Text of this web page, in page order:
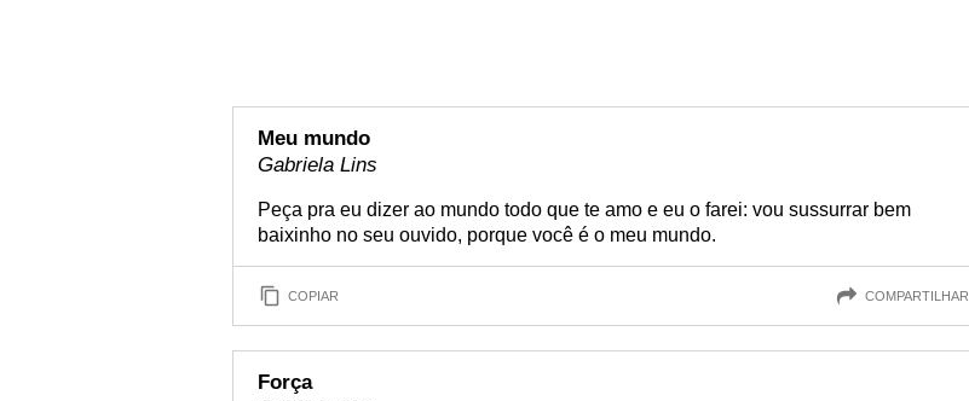
Meu mundo
Gabriela Lins
Peça pra eu dizer ao mundo todo que te amo e eu o farei: vou sussurrar bem
baixinho no seu ouvido, porque você é o meu mundo.
COPIAR COMPARTILHAR
Força